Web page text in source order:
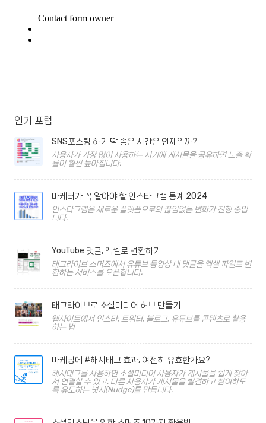
인기 포럼
SNS포스팅 하기 딱 좋은 시간은 언제일까?
사용자가 가장 많이 사용하는 시기에 게시물을 공유하면 노출 확
률이 훨씬 높아집니다.
마케터가 꼭 알아야 할 인스타그램 통계 2024
인스타그램은 새로운 플랫폼으로의 끊임없는 변화가 진행 중입
니다.
YouTube 댓글, 엑셀로 변환하기
태그라이브 소머즈에서 유튜브 동영상 내 댓글을 엑셀 파일로 변
환하는 서비스를 오픈합니다.
태그라이브로 소셜미디어 허브 만들기
웹사이트에서 인스타, 트위터, 블로그, 유튜브를 콘텐츠로 활용
하는 법
마케팅에 #해시태그 효과, 여전히 유효한가요?
해시태그를 사용하면 소셜미디어 사용자가 게시물을 쉽게 찾아
서 연결할 수 있고, 다른 사용자가 게시물을 발견하고 참여하도
록 유도하는 넛지(Nudge)를 만듭니다.